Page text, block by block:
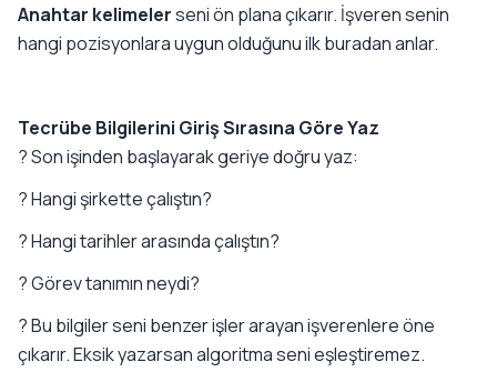
Anahtar kelimelerseni ön plana çıkarır. İşveren senin
hangi pozisyonlara uygun olduğunu ilk buradan anlar.
Tecrübe Bilgilerini Giriş Sırasına Göre Yaz
?️ Son işinden başlayarak geriye doğru yaz:
? Hangi şirkette çalıştın?
? Hangi tarihler arasında çalıştın?
? Görev tanımın neydi?
? Bu bilgiler seni benzer işler arayan işverenlere öne
çıkarır. Eksik yazarsan algoritma seni eşleştiremez.